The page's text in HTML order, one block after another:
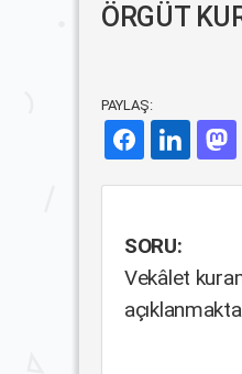
ÖRGÜT
PAYLAŞ:
SORU:
Vekâlet